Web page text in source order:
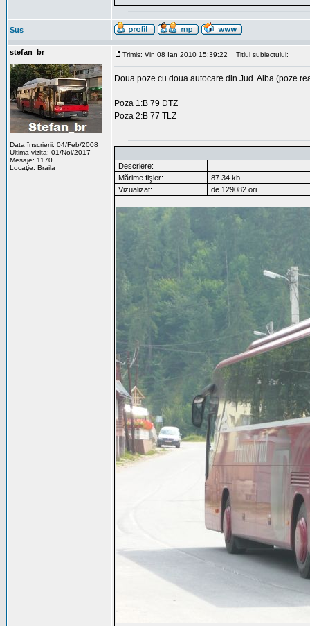
Sus
stefan_br
Data înscrierii: 04/Feb/2008
Ultima vizita: 01/Noi/2017
Mesaje: 1170
Locaţie: Braila
Trimis: Vin 08 Ian 2010 15:39:22 Titlul subiectului:
Doua poze cu doua autocare din Jud. Alba (poze
Poza 1:B 79 DTZ
Poza 2:B 77 TLZ
Descriere:
Mărime fişier:
87.34 kb
Vizualizat:
de 129082 ori